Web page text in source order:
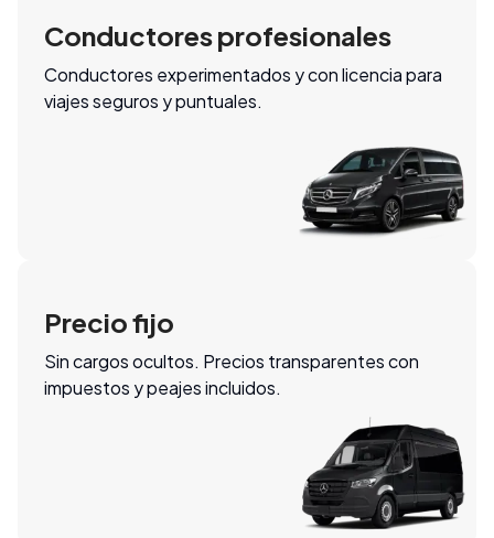
Conductores profesionales
Conductores experimentados y con licencia para
viajes seguros y puntuales.
Precio fijo
Sin cargos ocultos. Precios transparentes con
impuestos y peajes incluidos.